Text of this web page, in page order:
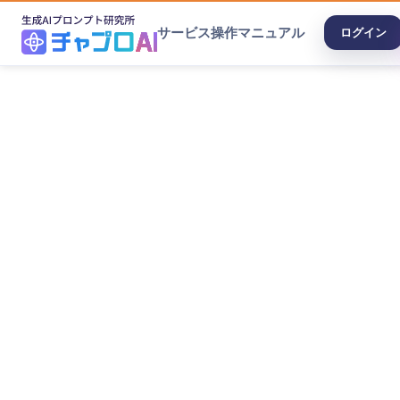
サービス操作マニュアル ログイン